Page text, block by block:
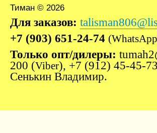
Тиман © 2026
Для заказов:
+7 (903) 651-24-74
Только опт/дилеры:
200 (Viber), +7 (912) 45-45-
Сенькин Владимир.